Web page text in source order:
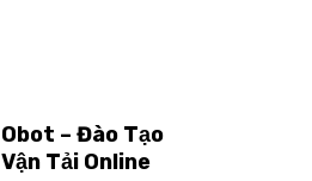
– Đào Tạo
Tải Online